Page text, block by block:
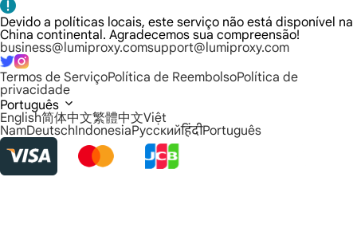
Devido a políticas locais, este serviço não está disponível na
China continental. Agradecemos sua compreensão!
business@lumiproxy.comsupport@lumiproxy.com
Termos de ServiçoPolítica de ReembolsoPolítica de
privacidade
Português
English简体中文繁體中文Việt
NamDeutschIndonesiaРусскийहिंदीPortuguês